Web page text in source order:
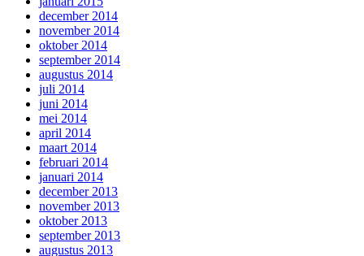
december 2014
november 2014
oktober 2014
september 2014
augustus 2014
juli 2014
juni 2014
mei 2014
april 2014
maart 2014
februari 2014
januari 2014
december 2013
november 2013
oktober 2013
september 2013
augustus 2013